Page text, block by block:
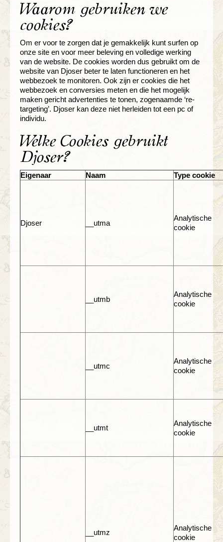
Waarom gebruiken we
cookies?
Om er voor te zorgen dat je gemakkelijk kunt surfen op
onze site en voor meer beleving en volledige werking
van de website. De cookies worden dus gebruikt om de
website van Djoser beter te laten functioneren en het
webbezoek te monitoren. Ook zijn er cookies die het
webbezoek en conversies meten en die het mogelijk
maken gericht advertenties te tonen, zogenaamde ‘re-
targeting’. Djoser kan deze niet herleiden tot een pc of
individu.
Welke Cookies gebruikt
Djoser?
Eigenaar Naam Type cookie
Djoser __utma
Analytische
cookie
__utmb
Analytische
cookie
__utmc
Analytische
cookie
__utmt
Analytische
cookie
__utmz
Analytische
cookie